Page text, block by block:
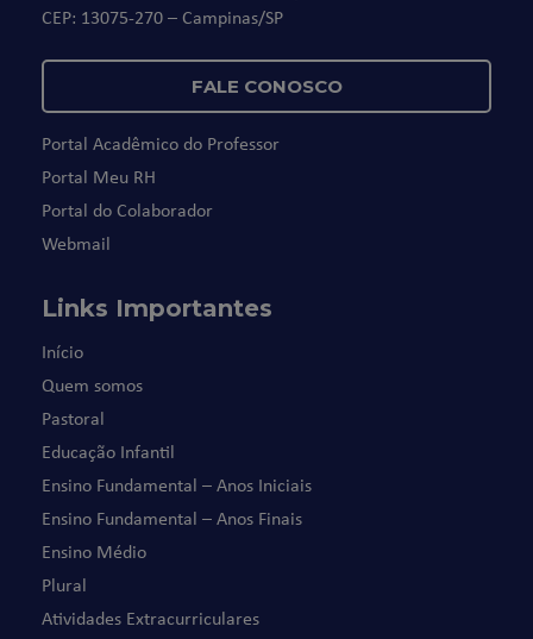
CEP: 13075-270 – Campinas/SP
FALE CONOSCO
Portal Acadêmico do Professor
Portal Meu RH
Portal do Colaborador
Webmail
Links Importantes
Início
Quem somos
Pastoral
Educação Infantil
Ensino Fundamental – Anos Iniciais
Ensino Fundamental – Anos Finais
Ensino Médio
Plural
Atividades Extracurriculares